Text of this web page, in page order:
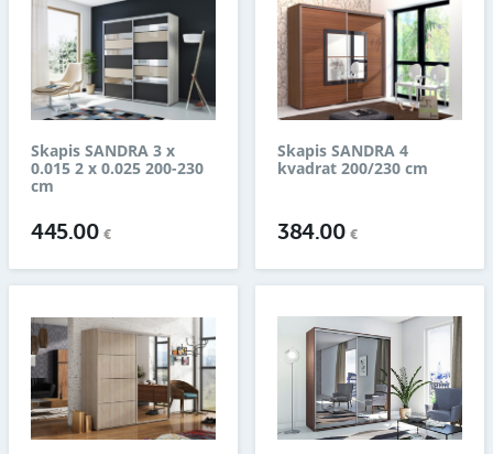
Skapis SANDRA 3 x
0.015 2 x 0.025 200-230
cm
445.00€
Skapis SANDRA 4
kvadrat 200/230 cm
384.00€